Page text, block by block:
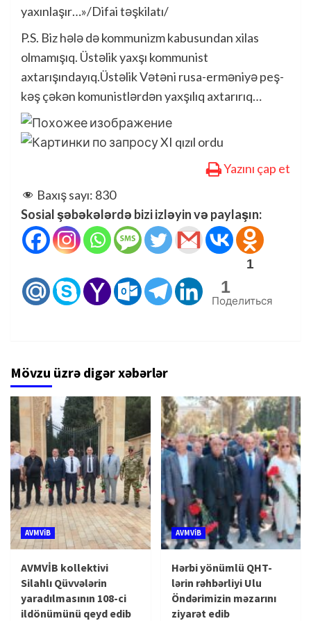
yaxınlaşır…»/Difai təşkilatı/
P.S. Biz hələ də kommunizm kabusundan xilas
olmamışıq. Üstəlik yaxşı kommunist
axtarışındayıq.Üstəlik Vətəni rusa-erməniyə peş-
kəş çəkən komunistlərdən yaxşılıq axtarırıq…
Yazını çap et
Baxış sayı: 830
Sosial şəbəkələrdə bizi izləyin və paylaşın:
1
1
Поделиться
Mövzu üzrə digər xəbərlər
AVMVİB
AVMVİB kollektivi
Silahlı Qüvvələrin
yaradılmasının 108-ci
ildönümünü qeyd edib
AVMVİB
Hərbi yönümlü QHT-
lərin rəhbərliyi Ulu
Öndərimizin məzarını
ziyarət edib